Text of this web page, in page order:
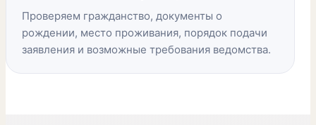
Проверяем гражданство, документы о
рождении, место проживания, порядок подачи
заявления и возможные требования ведомства.